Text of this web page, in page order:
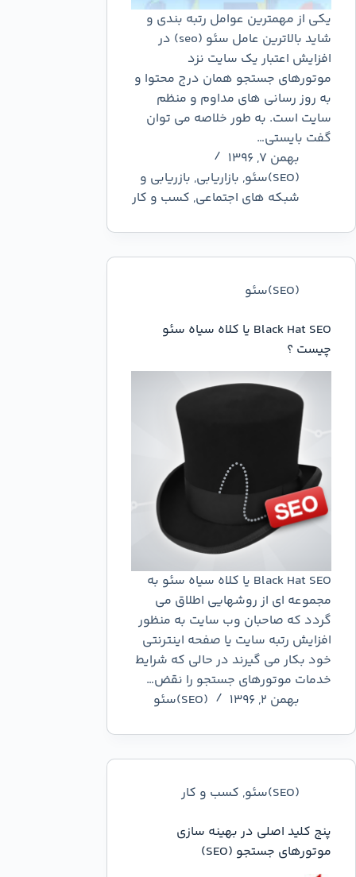
یکی از مهمترین عوامل رتبه بندی و
شاید بالاترین عامل سئو (seo) در
افزایش اعتبار یک سایت نزد
موتورهای جستجو همان درج محتوا و
به روز رسانی های مداوم و منظم
سایت است. به طور خلاصه می توان
گفت بایستی…
بهمن ۷, ۱۳۹۶
(SEO)سئو
, بازاریابی, بازریابی و
شبکه های اجتماعی, کسب و کار
(SEO)سئو
Black Hat SEO یا کلاه سیاه سئو
چیست ؟
Black Hat SEO یا کلاه سیاه سئو به
مجموعه ای از روشهایی اطلاق می
گردد که صاحبان وب سایت به منظور
افزایش رتبه سایت یا صفحه اینترنتی
خود بکار می گیرند در حالی که شرایط
خدمات موتورهای جستجو را نقض…
بهمن ۲, ۱۳۹۶
(SEO)سئو
(SEO)سئو , کسب و کار
پنج کلید اصلی در بهینه سازی
موتورهای جستجو (SEO)